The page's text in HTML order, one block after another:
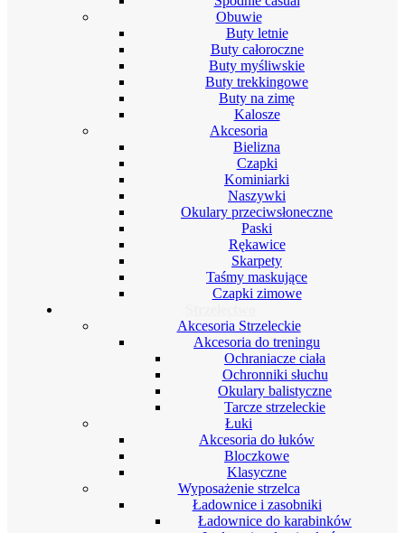
Obuwie
Buty letnie
Buty całoroczne
Buty myśliwskie
Buty trekkingowe
Buty na zimę
Kalosze
Akcesoria
Bielizna
Czapki
Kominiarki
Naszywki
Okulary przeciwsłoneczne
Paski
Rękawice
Skarpety
Taśmy maskujące
Czapki zimowe
Akcesoria Strzeleckie
Akcesoria do treningu
Ochraniacze ciała
Ochronniki słuchu
Okulary balistyczne
Tarcze strzeleckie
Łuki
Akcesoria do łuków
Bloczkowe
Klasyczne
Wyposażenie strzelca
Ładownice i zasobniki
Ładownice do karabinków